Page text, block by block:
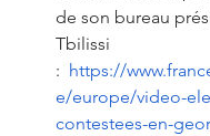
de son bureau
Tbilissi
: https://
e/europe/video-
contestees-en-